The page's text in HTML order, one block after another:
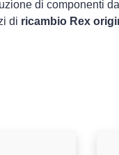
di componenti
di ricambio Rex